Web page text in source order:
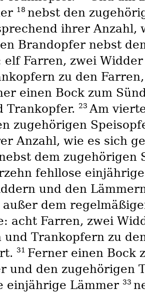
18 nebst den
ihrer Anzahl,
Brandopfer nebst
elf Farren, zwei
zu den
einen Bock zum
Trankopfer. 23 Am
zugehörigen
Anzahl, wie es sich
dem zugehörigen
fehllose
und den
dem
acht Farren, zwei
Trankopfern zu
31 Ferner einen Bock
und den zugehörigen
einjährige Lämmer 33